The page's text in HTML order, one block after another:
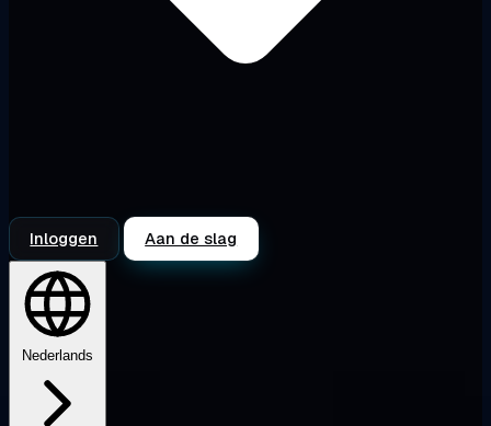
Inloggen Aan de slag
Nederlands